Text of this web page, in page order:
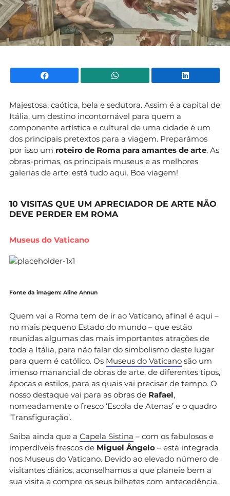
Facebook WhatsApp
Majestosa, caótica, bela e sedutora. Assim é a capital de
Itália, um destino incontornável para quem a
componente artística e cultural de uma cidade é um
dos principais pretextos para a viagem. Preparámos
por isso um roteiro de Roma para amantes de arte. As
obras-primas, os principais museus e as melhores
galerias de arte: está tudo aqui. Boa viagem!
10 VISITAS QUE UM APRECIADOR DE ARTE NÃO
DEVE PERDER EM ROMA
Museus do Vaticano
Fonte da imagem: Aline Annun
Quem vai a Roma tem de ir ao Vaticano, afinal é aqui –
no mais pequeno Estado do mundo – que estão
reunidas algumas das mais importantes atrações de
toda a Itália, para não falar do simbolismo deste lugar
para quem é católico. Os Museus do Vaticano são um
imenso manancial de obras de arte, de diferentes tipos,
épocas e estilos, para as quais vai precisar de tempo. O
nosso destaque vai para as obras de Rafael,
nomeadamente o fresco ‘Escola de Atenas’ e o quadro
‘Transfiguração’.
Saiba ainda que a Capela Sistina – com os fabulosos e
imperdíveis frescos de Miguel Ângelo – está integrada
nos Museus do Vaticano. Devido ao elevado número de
visitantes diários, aconselhamos a que planeie bem a
sua visita e compre os seus bilhetes com antecedência.